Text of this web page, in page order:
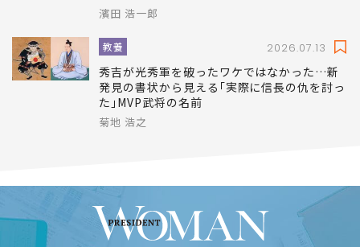
濱田 浩一郎
教養 2026.07.13
秀吉が光秀軍を破ったワケではなかった…新
発見の書状から見える｢実際に信長の仇を討っ
た｣MVP武将の名前
菊地 浩之